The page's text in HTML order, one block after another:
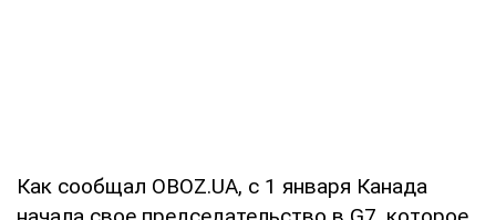
Как сообщал OBOZ.UA, с 1 января Канада